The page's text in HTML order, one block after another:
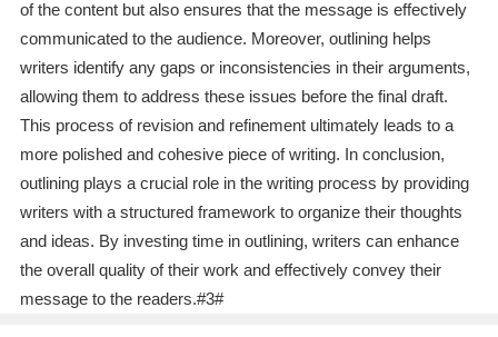
of the content but also ensures that the message is effectively
communicated to the audience. Moreover, outlining helps
writers identify any gaps or inconsistencies in their arguments,
allowing them to address these issues before the final draft.
This process of revision and refinement ultimately leads to a
more polished and cohesive piece of writing. In conclusion,
outlining plays a crucial role in the writing process by providing
writers with a structured framework to organize their thoughts
and ideas. By investing time in outlining, writers can enhance
the overall quality of their work and effectively convey their
message to the readers.#3#